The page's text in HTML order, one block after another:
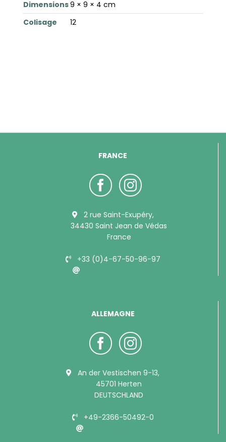
Dimensions9 × 9 × 4 cm
Colisage
12
FRANCE
2 rue Saint-Exupéry,
34430 Saint Jean de Védas
France
+33 (0)4-67-50-96-97
ALLEMAGNE
An der Vestischen 9-13,
45701 Herten
DEUTSCHLAND
+49-2366-50492-0